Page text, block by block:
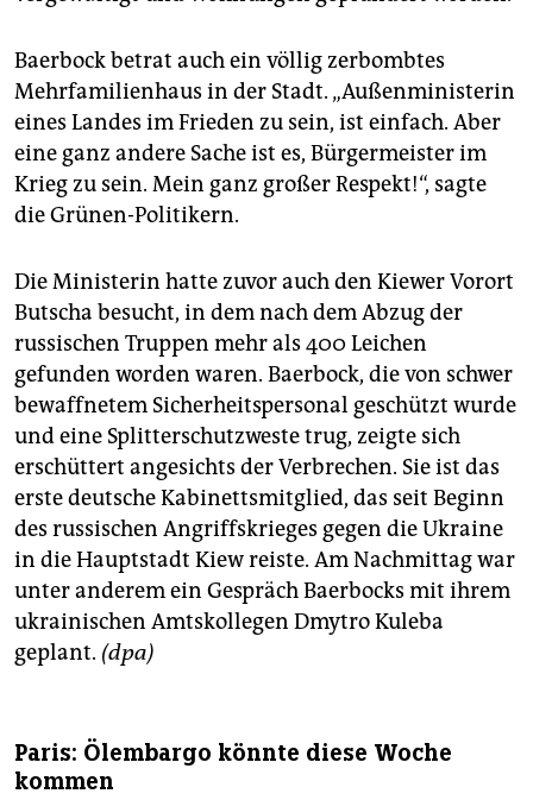
Baerbock betrat auch ein völlig zerbombtes
Mehrfamilienhaus in der Stadt. „Außenministerin
eines Landes im Frieden zu sein, ist einfach. Aber
eine ganz andere Sache ist es, Bürgermeister im
Krieg zu sein. Mein ganz großer Respekt!“, sagte
die Grünen-Politikern.
Die Ministerin hatte zuvor auch den Kiewer Vorort
Butscha besucht, in dem nach dem Abzug der
russischen Truppen mehr als 400 Leichen
gefunden worden waren. Baerbock, die von schwer
bewaffnetem Sicherheitspersonal geschützt wurde
und eine Splitterschutzweste trug, zeigte sich
erschüttert angesichts der Verbrechen. Sie ist das
erste deutsche Kabinettsmitglied, das seit Beginn
des russischen Angriffskrieges gegen die Ukraine
in die Hauptstadt Kiew reiste. Am Nachmittag war
unter anderem ein Gespräch Baerbocks mit ihrem
ukrainischen Amtskollegen Dmytro Kuleba
geplant. (dpa)
Paris: Ölembargo könnte diese Woche
kommen